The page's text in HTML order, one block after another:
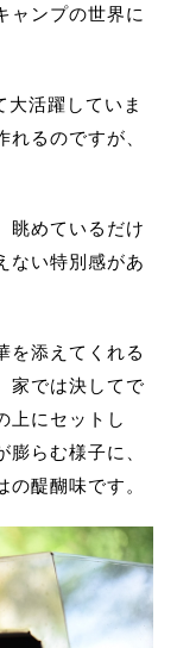
ャンプの世界に
大活躍していま
るのですが、
眺めているだけ
ない特別感があ
を添えてくれる
家では決してで
上にセットし
らむ様子に、
醍醐味です。